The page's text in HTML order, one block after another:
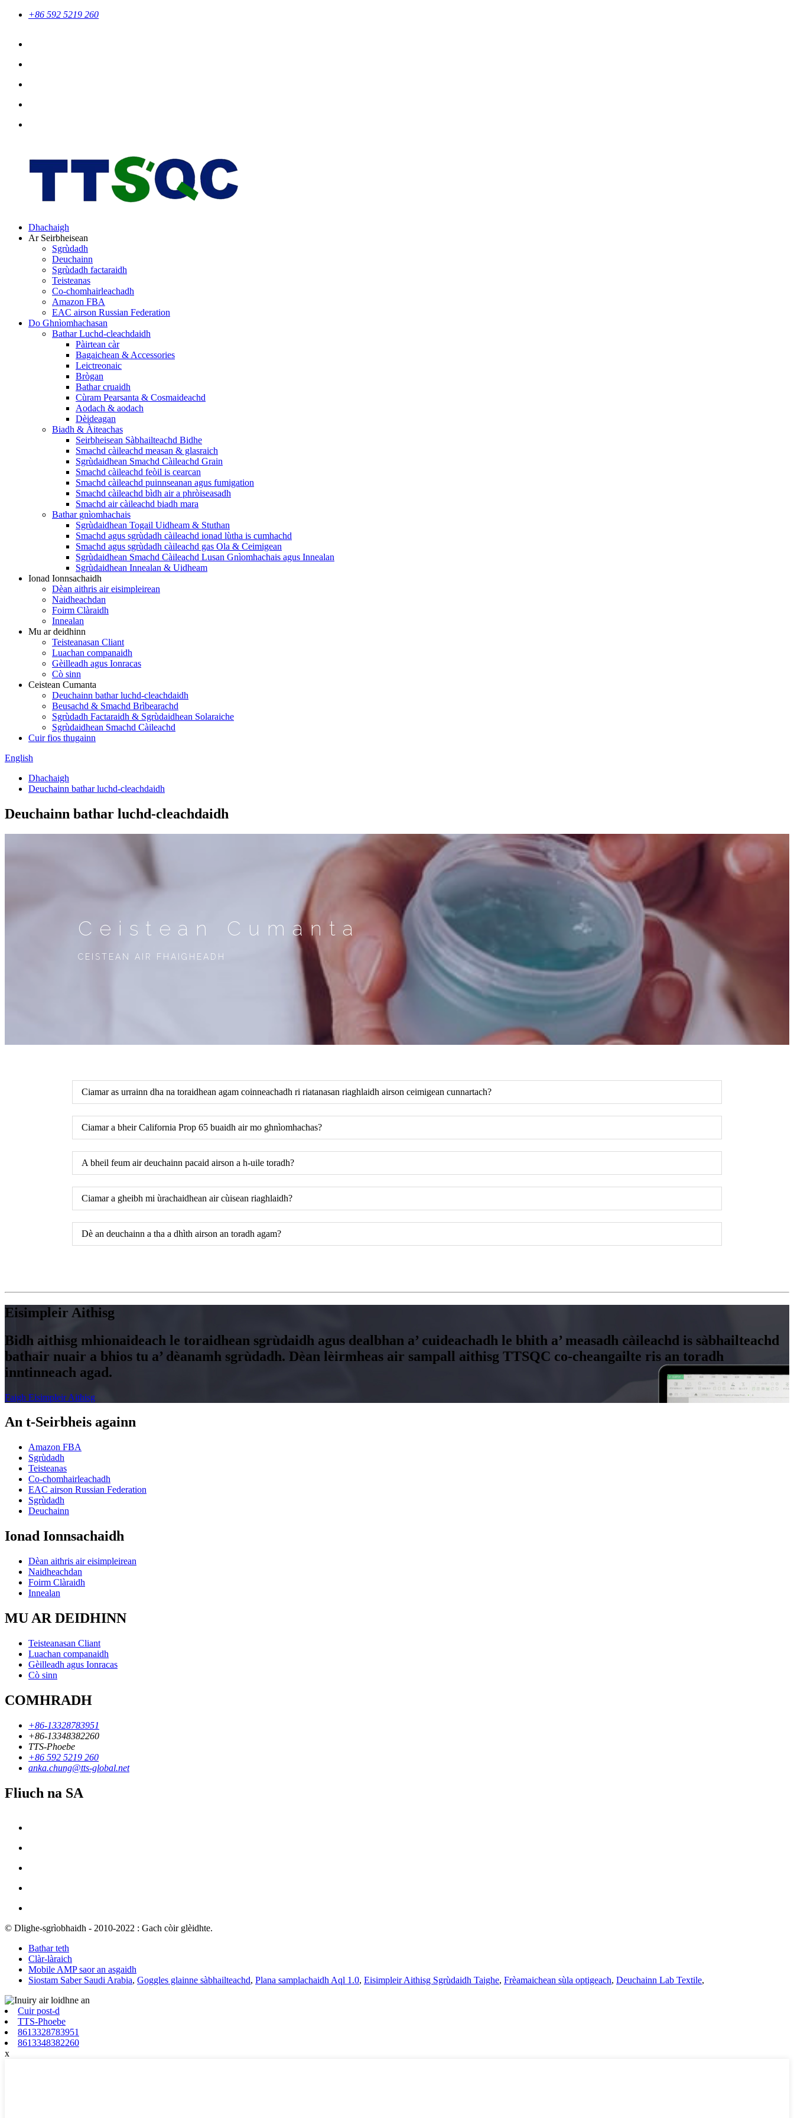
+86 592 5219 260
Dhachaigh
Ar Seirbheisean
Sgrùdadh
Deuchainn
Sgrùdadh factaraidh
Teisteanas
Co-chomhairleachadh
Amazon FBA
EAC airson Russian Federation
Do Ghnìomhachasan
Bathar Luchd-cleachdaidh
Pàirtean càr
Bagaichean & Accessories
Leictreonaic
Brògan
Bathar cruaidh
Cùram Pearsanta & Cosmaideachd
Aodach & aodach
Dèideagan
Biadh & Àiteachas
Seirbheisean Sàbhailteachd Bidhe
Smachd càileachd measan & glasraich
Sgrùdaidhean Smachd Càileachd Grain
Smachd càileachd feòil is cearcan
Smachd càileachd puinnseanan agus fumigation
Smachd càileachd bìdh air a phròiseasadh
Smachd air càileachd biadh mara
Bathar gnìomhachais
Sgrùdaidhean Togail Uidheam & Stuthan
Smachd agus sgrùdadh càileachd ionad lùtha is cumhachd
Smachd agus sgrùdadh càileachd gas Ola & Ceimigean
Sgrùdaidhean Smachd Càileachd Lusan Gnìomhachais agus Innealan
Sgrùdaidhean Innealan & Uidheam
Ionad Ionnsachaidh
Dèan aithris air eisimpleirean
Naidheachdan
Foirm Clàraidh
Innealan
Mu ar deidhinn
Teisteanasan Cliant
Luachan companaidh
Gèilleadh agus Ionracas
Cò sinn
Ceistean Cumanta
Deuchainn bathar luchd-cleachdaidh
Beusachd & Smachd Brìbearachd
Sgrùdadh Factaraidh & Sgrùdaidhean Solaraiche
Sgrùdaidhean Smachd Càileachd
Cuir fios thugainn
English
Dhachaigh
Deuchainn bathar luchd-cleachdaidh
Deuchainn bathar luchd-cleachdaidh
Ceistean Cumanta
CEISTEAN AIR FHAIGHEADH
Ciamar as urrainn dha na toraidhean agam coinneachadh ri riatanasan riaghlaidh airson ceimigean cunnartach?
Ciamar a bheir California Prop 65 buaidh air mo ghnìomhachas?
A bheil feum air deuchainn pacaid airson a h-uile toradh?
Ciamar a gheibh mi ùrachaidhean air cùisean riaghlaidh?
Dè an deuchainn a tha a dhìth airson an toradh agam?
Eisimpleir Aithisg
Bidh aithisg mhionaideach le toraidhean sgrùdaidh agus dealbhan a’ cuideachadh le bhith a’ measadh càileachd is sàbhailteachd
bathair nuair a bhios tu a’ dèanamh sgrùdadh. Dèan lèirmheas air sampall aithisg TTSQC co-cheangailte ris an toradh
inntinneach agad.
Faigh Eisimpleir Aithisg
An t-Seirbheis againn
Amazon FBA
Sgrùdadh
Teisteanas
Co-chomhairleachadh
EAC airson Russian Federation
Sgrùdadh
Deuchainn
Ionad Ionnsachaidh
Dèan aithris air eisimpleirean
Naidheachdan
Foirm Clàraidh
Innealan
MU AR DEIDHINN
Teisteanasan Cliant
Luachan companaidh
Gèilleadh agus Ionracas
Cò sinn
COMHRADH
+86-13328783951
+86-13348382260
TTS-Phoebe
+86 592 5219 260
anka.chung@tts-global.net
Fliuch na SA
© Dlighe-sgrìobhaidh - 2010-2022 : Gach còir glèidhte.
Bathar teth
Clàr-làraich
Mobile AMP saor an asgaidh
Siostam Saber Saudi Arabia, Goggles glainne sàbhailteachd, Plana samplachaidh Aql 1.0, Eisimpleir Aithisg Sgrùdaidh Taighe, Frèamaichean sùla optigeach, Deuchainn Lab Textile,
Cuir post-d
TTS-Phoebe
8613328783951
8613348382260
x